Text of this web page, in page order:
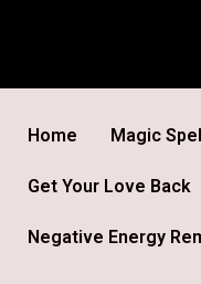
Home Magic
Get Your Love Back
Negative Energy